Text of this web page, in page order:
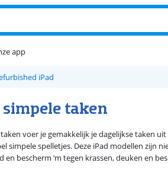
app
iPad
taken
voer je gemakkelijk je dagelijkse taken
simpele spelletjes. Deze iPad modellen zijn
en bescherm ‘m tegen krassen, deuken en